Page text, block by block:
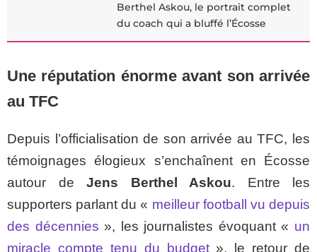
Berthel Askou, le portrait complet
du coach qui a bluffé l’Écosse
Une réputation énorme avant son arrivée
au TFC
Depuis l’officialisation de son arrivée au TFC, les
témoignages élogieux s’enchaînent en Écosse
autour de Jens Berthel Askou. Entre les
supporters parlant du « meilleur football vu depuis
des décennies », les journalistes évoquant « un
miracle compte tenu du budget », le retour de